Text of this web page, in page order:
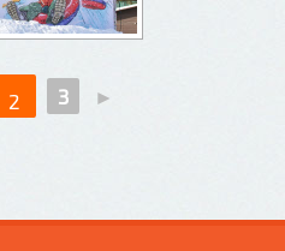
2 3 ►